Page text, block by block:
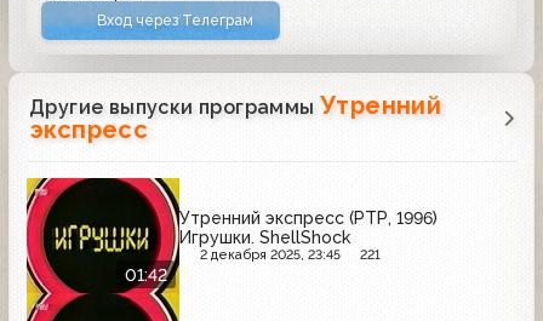
Вход через Телеграм
Другие выпуски программы Утренний
экспресс
01:42
Утренний экспресс (РТР, 1996)
Игрушки. ShellShock
2 декабря 2025, 23:45 221